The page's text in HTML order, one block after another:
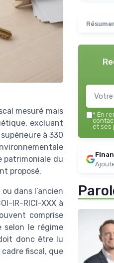
mesuré mais
excluant
à 330
patrimoniale du
proposé.
dans l’ancien
IR-RICI-XXX à
comprise
le régime
donc être lu
fiscal, que
* En
et ses